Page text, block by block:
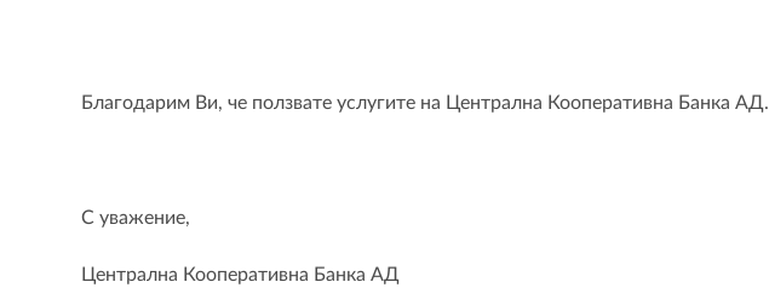
Благодарим Ви, че ползвате услугите на Централна Кооперативна Банка АД.
С уважение,
Централна Кооперативна Банка АД